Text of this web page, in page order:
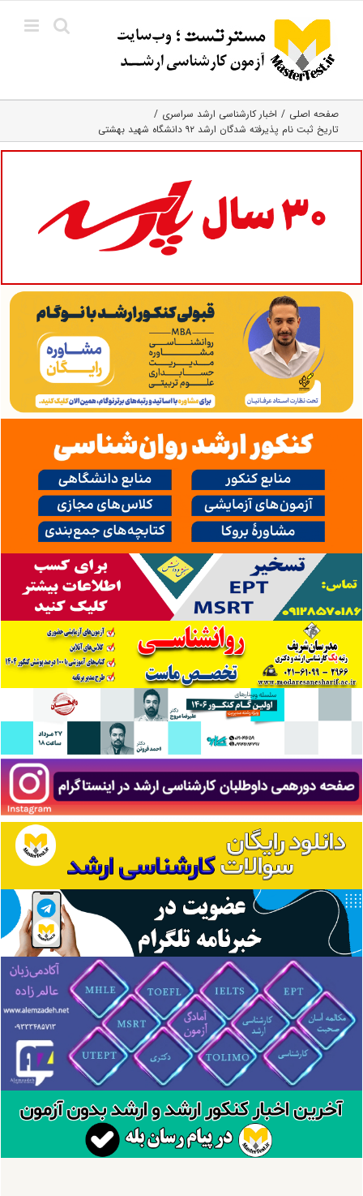
content
صفحه اصلی
اخبار کارشناسی ارشد سراسری
تاریخ ثبت نام پذیرفته شدگان ارشد ۹۲ دانشگاه شهید بهشتی